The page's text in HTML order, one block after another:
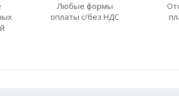
Любые формы
оплаты с/без НДС